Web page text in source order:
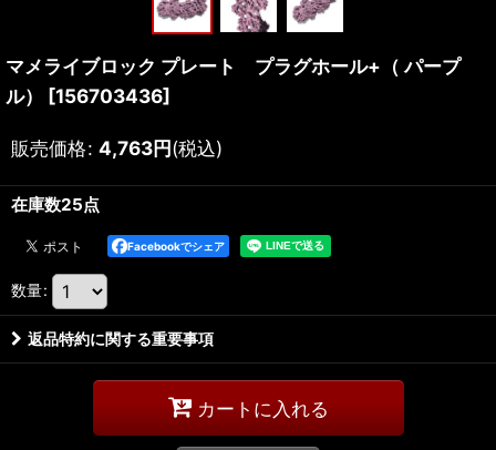
マメライブロック プレート プラグホール+（ パープ
ル）
[156703436]
販売価格: 4,763円(税込)
在庫数25点
Facebookでシェア
数量:
返品特約に関する重要事項
カートに入れる